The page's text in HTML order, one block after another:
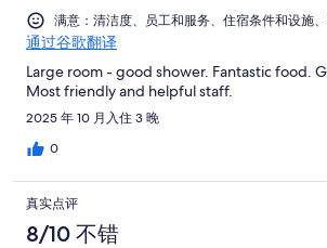
满意：清洁度、员工和服务、住宿条件和设施
通过谷歌翻译
Large room - good shower. Fantastic food.
Most friendly and helpful staff.
2025 年 10 月入住 3 晚
0
真实点评
8/10 不错